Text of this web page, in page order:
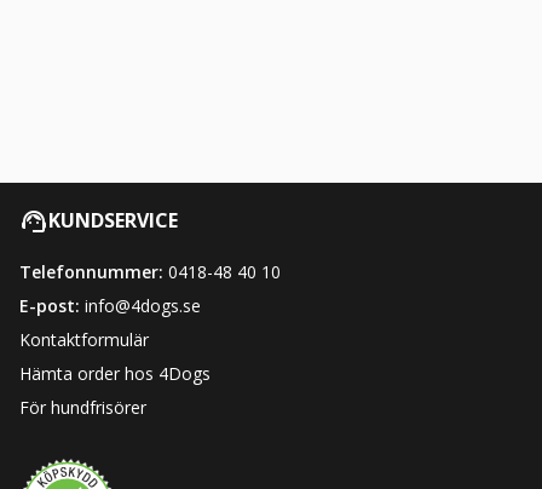
KUNDSERVICE
Telefonnummer: 0418-48 40 10
E-post: info@4dogs.se
Kontaktformulär
Hämta order hos 4Dogs
För hundfrisörer